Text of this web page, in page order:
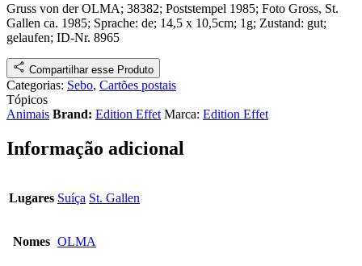
Gruss von der OLMA; 38382; Poststempel 1985; Foto Gross, St.
Gallen ca. 1985; Sprache: de; 14,5 x 10,5cm; 1g; Zustand: gut;
gelaufen; ID-Nr. 8965
Compartilhar esse Produto
Categorias: Sebo, Cartões postais
Tópicos
Animais Brand: Edition Effet Marca: Edition Effet
Informação adicional
Lugares Suíça St. Gallen
Nomes OLMA